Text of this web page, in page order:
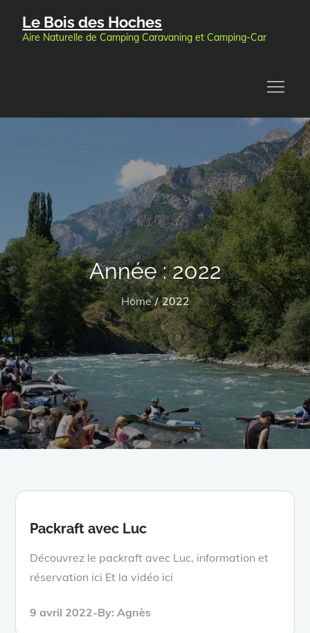
Le Bois des Hoches
Aire Naturelle de Camping Caravaning et Camping-Car
Année :2022
Home 2022
Packraft avec Luc
Découvrez le packraft avec Luc, information et
réservation ici Et la vidéo ici
Posted
9 avril 2022 By:Agnès